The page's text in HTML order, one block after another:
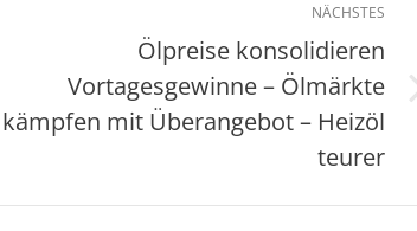
NÄCHSTES
Beitrag:
Ölpreise konsolidieren
Vortagesgewinne – Ölmärkte
kämpfen mit Überangebot – Heizöl
teurer